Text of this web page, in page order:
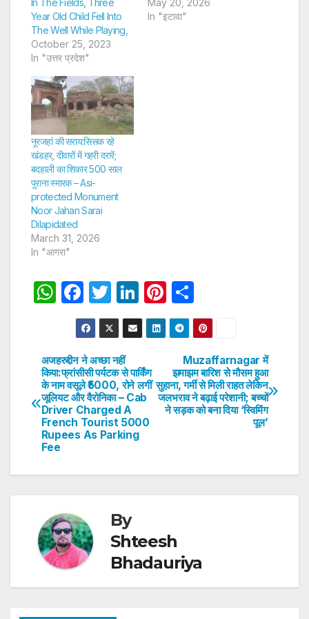
Year Old Child Fell Into
The Well While Playing,
October 25, 2023
In "उत्तर प्रदेश"
In "इटावा"
नूरजहां की सराय:सिसक रहे
खंडहर, दीवारों में गहरी दरारें;
बदहाली का शिकार 500 साल
पुराना स्मारक – Asi-
protected Monument
Noor Jahan Sarai
Dilapidated
March 31, 2026
In "आगरा"
W
s
A
p
p
F
a
c
e
b
o
o
k
T
w
itt
er
Li
n
k
dI
n
Pi
nt
er
st
h
ar
e
Post
navigation
Muzaffarnagar में
झमाझम बारिश से मौसम हुआ
सुहाना, गर्मी से मिली राहत लेकिन
जलभराव ने बढ़ाई परेशानी; बच्चों
ने सड़क को बना दिया ‘स्विमिंग
पूल’
अजहरुद्दीन ने अच्छा नहीं
किया:फ्रांसीसी पर्यटक से पार्किंग
के नाम वसूले ₹5000, रोने लगीं
जूलियट और वैरोनिका – Cab
Driver Charged A
French Tourist 5000
Rupees As Parking
Fee
By
Shteesh
Bhadauriya